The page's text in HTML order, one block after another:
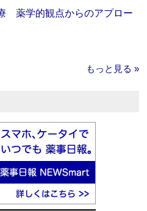
薬学的観点からのアプロー
もっと見る »